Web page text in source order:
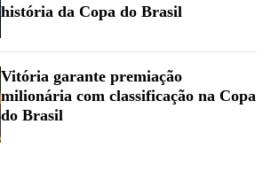
história da Copa do Brasil
Vitória garante premiação
milionária com classificação na Copa
do Brasil